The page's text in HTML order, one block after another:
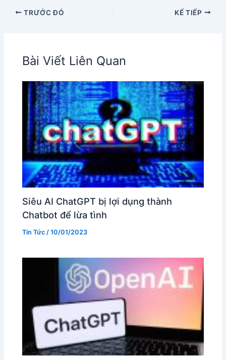
TRƯỚC ĐÓ KẾ TIẾP
Bài Viết Liên Quan
Siêu AI ChatGPT bị lợi dụng thành
Chatbot để lừa tình
Tin Tức /10/01/2023